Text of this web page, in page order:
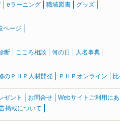
eラーニング 職域図書 グッズ
ページ
断 こころ相談 何の日 人名事典
のＰＨＰ人材開発 ＰＨＰオンライン
ゼント お問合せ Webサイトご利用に
掲載について